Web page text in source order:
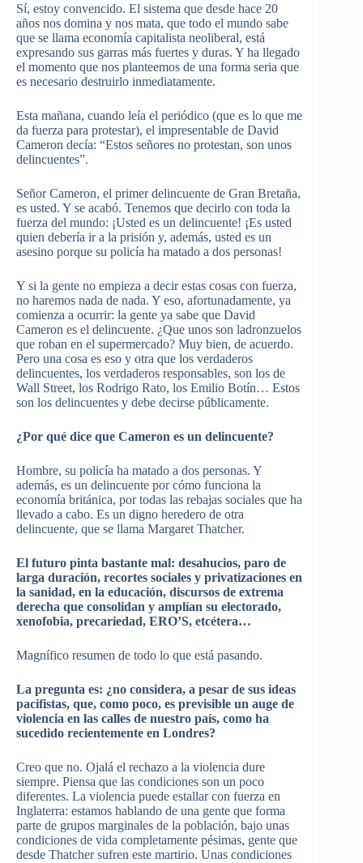
Sí, estoy convencido. El sistema que desde hace 20
años nos domina y nos mata, que todo el mundo sabe
que se llama economía capitalista neoliberal, está
expresando sus garras más fuertes y duras. Y ha llegado
el momento que nos planteemos de una forma seria que
es necesario destruirlo inmediatamente.
Esta mañana, cuando leía el periódico (que es lo que me
da fuerza para protestar), el impresentable de David
Cameron decía: “Estos señores no protestan, son unos
delincuentes”.
SeñorCameron, el primer delincuente de Gran Bretaña,
es usted. Y se acabó. Tenemos que decirlo con toda la
fuerza del mundo: ¡Usted es un delincuente! ¡Es usted
quien debería ir a la prisión y, además, usted es un
asesino porque su policía ha matado a dos personas!
Y si la gente no empieza a decir estas cosas con fuerza,
no haremos nada de nada. Y eso, afortunadamente, ya
comienza a ocurrir: la gente ya sabe que David
Cameron es el delincuente. ¿Que unos son ladronzuelos
que roban en el supermercado? Muy bien, de acuerdo.
Pero una cosa es eso y otra que los verdaderos
delincuentes, los verdaderos responsables, son los de
Wall Street, los Rodrigo Rato, los Emilio Botín… Estos
son los delincuentes y debe decirse públicamente.
¿Por qué dice que Cameron es un delincuente?
Hombre, su policía ha matado a dos personas. Y
además, es un delincuente por cómo funciona la
economía británica, por todas las rebajas sociales que ha
llevado a cabo. Es un digno heredero de otra
delincuente, que se llama Margaret Thatcher.
El futuro pinta bastante mal: desahucios, paro de
larga duración, recortes sociales y privatizaciones en
la sanidad, en la educación, discursos de extrema
derecha que consolidan y amplían su electorado,
xenofobia, precariedad, ERO’S, etcétera…
Magnífico resumen de todo lo que está pasando.
La pregunta es: ¿no considera, a pesar de sus ideas
pacifistas, que, como poco, es previsible un auge de
violencia en las calles de nuestro país, como ha
sucedido recientemente en Londres?
Creo que no. Ojalá el rechazo a la violencia dure
siempre. Piensa que las condiciones son un poco
diferentes. La violencia puede estallar con fuerza en
Inglaterra: estamos hablando de una gente que forma
parte de grupos marginales de la población, bajo unas
condiciones de vida completamente pésimas, gente que
desde Thatchersufren este martirio. Unas condiciones